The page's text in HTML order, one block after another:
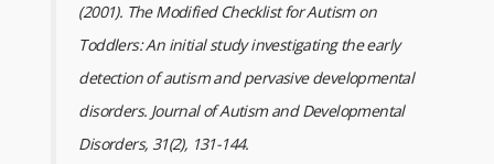
(2001). The Modified Checklist for Autism on
Toddlers: An initial study investigating the early
detection of autism and pervasive developmental
disorders. Journal of Autism and Developmental
Disorders, 31(2), 131-144.